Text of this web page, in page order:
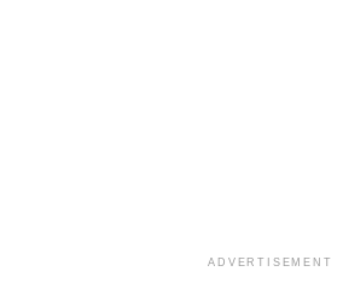
ADVERTISEMENT